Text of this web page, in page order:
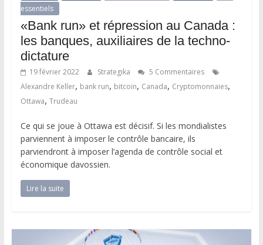
essentiels
«Bank run» et répression au Canada :
les banques, auxiliaires de la techno-
dictature
19 février 2022 Strategika
5 Commentaires
Alexandre Keller, bank run, bitcoin, Canada, Cryptomonnaies,
Ottawa, Trudeau
Ce qui se joue à Ottawa est décisif. Si les mondialistes
parviennent à imposer le contrôle bancaire, ils
parviendront à imposer l’agenda de contrôle social et
économique davossien.
Lire la suite